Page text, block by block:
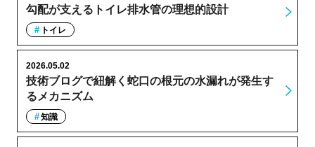
勾配が支えるトイレ排水管の理想的設計
トイレ
技術ブログで紐解く蛇口の根元の水漏れが発生す
るメカニズム
2026.05.02
知識